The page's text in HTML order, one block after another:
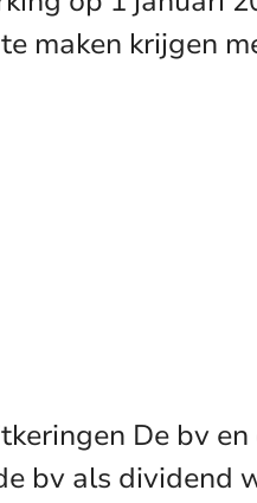
maken krijgen
De bv
bv als dividend